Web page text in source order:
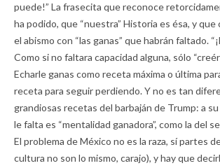
puede!” La frasecita que reconoce
ha podido, que “nuestra” Historia es ésa, y que
el abismo con “las ganas” que habrán faltado.
Como si no faltara capacidad alguna, sólo
Echarle ganas como receta máxima o última
receta para seguir perdiendo. Y no es tan
grandiosas recetas del barbaján de Trump: a su
le falta es “mentalidad ganadora”, como la del
El problema de México no es la raza, sí partes
cultura no son lo mismo, carajo), y hay que